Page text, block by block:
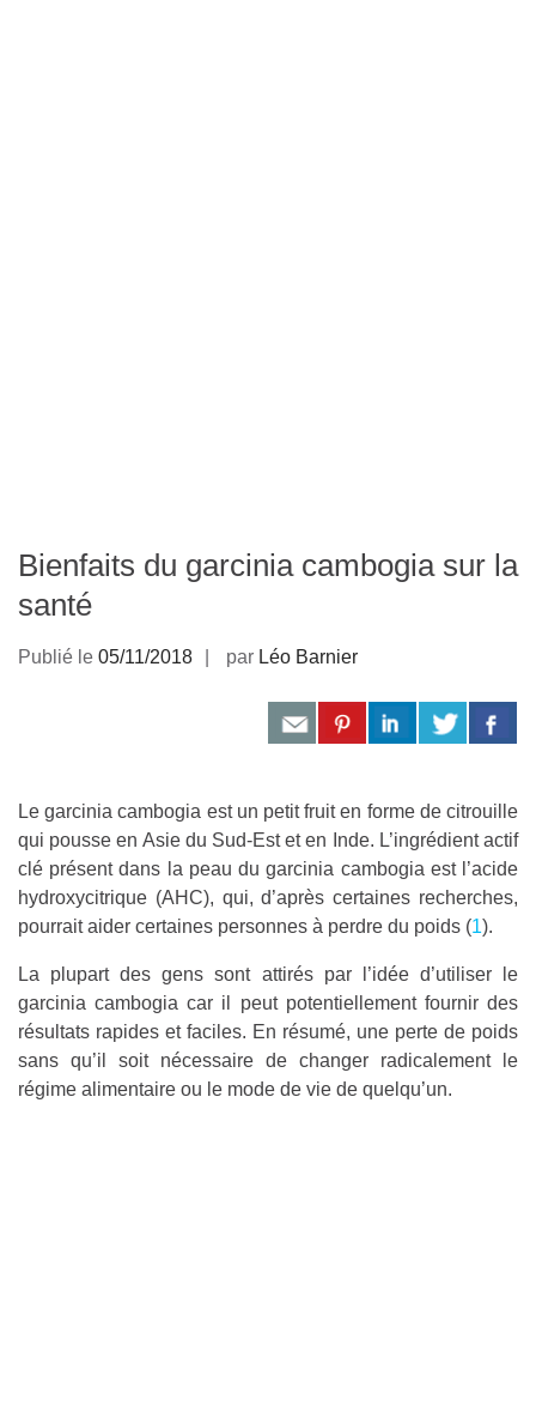
Bienfaits du garcinia cambogia sur la
santé
Publié le 05/11/2018 par Léo Barnier
Le garcinia cambogia est un petit fruit en forme de citrouille
qui pousse en Asie du Sud-Est et en Inde. L’ingrédient actif
clé présent dans la peau du garcinia cambogia est l’acide
hydroxycitrique (AHC), qui, d’après certaines recherches,
pourrait aider certaines personnes à perdre du poids (1).
La plupart des gens sont attirés par l’idée d’utiliser le
garcinia cambogia car il peut potentiellement fournir des
résultats rapides et faciles. En résumé, une perte de poids
sans qu’il soit nécessaire de changer radicalement le
régime alimentaire ou le mode de vie de quelqu’un.